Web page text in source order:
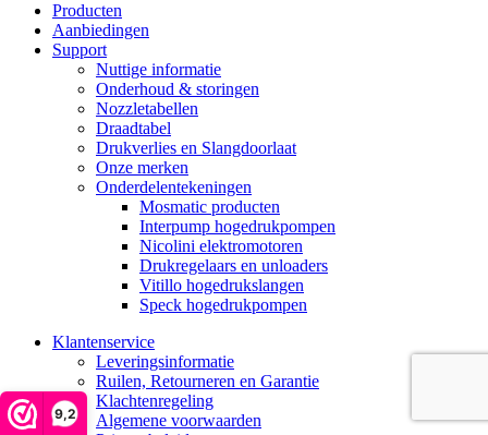
9,2
Producten
Aanbiedingen
Support
Nuttige informatie
Onderhoud & storingen
Nozzletabellen
Draadtabel
Drukverlies en Slangdoorlaat
Onze merken
Onderdelentekeningen
Mosmatic producten
Interpump hogedrukpompen
Nicolini elektromotoren
Drukregelaars en unloaders
Vitillo hogedrukslangen
Speck hogedrukpompen
Klantenservice
Leveringsinformatie
Ruilen, Retourneren en Garantie
Klachtenregeling
Algemene voorwaarden